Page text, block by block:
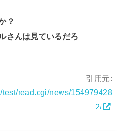
？
さんは見ているだろ
引用元:
read.cgi/news/154979428
2/